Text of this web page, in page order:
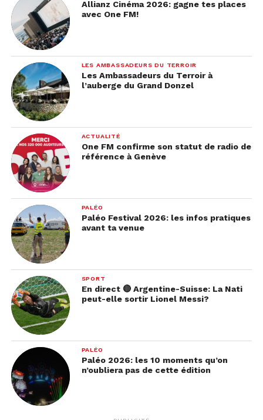
Allianz Cinéma 2026: gagne tes places
avec One FM!
LES AMBASSADEURS DU TERROIR
Les Ambassadeurs du Terroir à
l’auberge du Grand Donzel
ACTUALITÉ
One FM confirme son statut de radio de
référence à Genève
PALÉO
Paléo Festival 2026: les infos pratiques
avant ta venue
SPORT
En direct 🔴 Argentine-Suisse: La Nati
peut-elle sortir Lionel Messi?
PALÉO
Paléo 2026: les 10 moments qu’on
n’oubliera pas de cette édition